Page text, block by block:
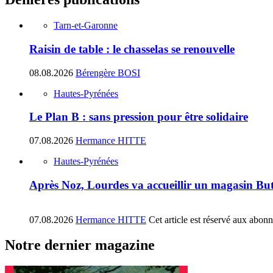
Tarn-et-Garonne
Raisin de table : le chasselas se renouvelle
08.08.2026 Bérengère BOSI
Hautes-Pyrénées
Le Plan B : sans pression pour être solidaire
07.08.2026 Hermance HITTE
Hautes-Pyrénées
Après Noz, Lourdes va accueillir un magasin
07.08.2026 Hermance HITTE Cet article est réservé aux
Notre dernier magazine